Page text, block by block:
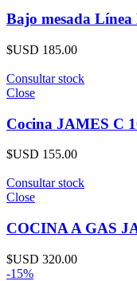
Bajo mesada
$USD 185.00
Consultar stock
Close
Cocina JAMES C
$USD 155.00
Consultar stock
Close
COCINA A GAS
$USD 320.00
-15%